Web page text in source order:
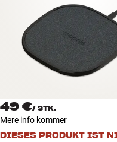
Zubehör
INSPIRATION
MARKEN
ANGEBOTE
49 €/ STK.
Mere info kommer
DIESES PRODUKT IST